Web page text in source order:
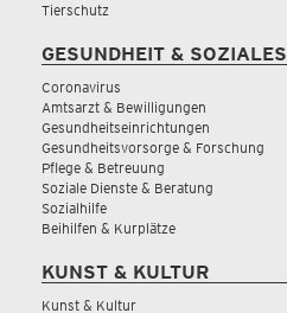
Tierschutz
GESUNDHEIT & SOZIALES
Coronavirus
Amtsarzt & Bewilligungen
Gesundheitseinrichtungen
Gesundheitsvorsorge & Forschung
Pflege & Betreuung
Soziale Dienste & Beratung
Sozialhilfe
Beihilfen & Kurplätze
KUNST & KULTUR
Kunst & Kultur